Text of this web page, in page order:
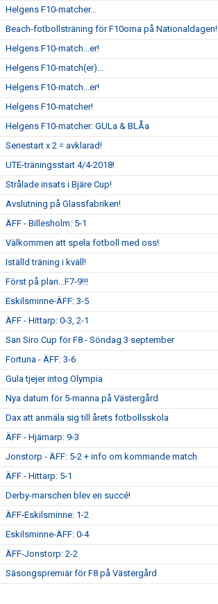
Helgens F10-matcher...
Beach-fotbollsträning för F10orna på Nationaldagen!
Helgens F10-match...er!
Helgens F10-match(er)...
Helgens F10-match...er!
Helgens F10-matcher!
Helgens F10-matcher: GULa & BLÅa
Seriestart x 2 = avklarad!
UTE-träningsstart 4/4-2018!
Strålade insats i Bjäre Cup!
Avslutning på Glassfabriken!
ÄFF - Billesholm: 5-1
Välkommen att spela fotboll med oss!
Iställd träning i kväll!
Först på plan...F7-9!!!
Eskilsminne-ÄFF: 3-5
ÄFF - Hittarp: 0-3, 2-1
San Siro Cup för F8 - Söndag 3 september
Fortuna - ÄFF: 3-6
Gula tjejer intog Olympia
Nya datum för 5-manna på Västergård
Dax att anmäla sig till årets fotbollsskola
ÄFF - Hjärnarp: 9-3
Jonstorp - ÄFF: 5-2 + info om kommande match
ÄFF - Hittarp: 5-1
Derby-marschen blev en succé!
ÄFF-Eskilsminne: 1-2
Eskilsminne-ÄFF: 0-4
ÄFF-Jonstorp: 2-2
Säsongspremiär för F8 på Västergård